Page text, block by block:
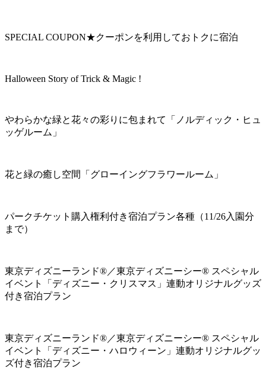
SPECIAL COUPON★クーポンを利用しておトクに宿泊
Halloween Story of Trick & Magic !
やわらかな緑と花々の彩りに包まれて「ノルディック・ヒュ
ッゲルーム」
花と緑の癒し空間「グローイングフラワールーム」
パークチケット購入権利付き宿泊プラン各種（11/26入園分
まで）
東京ディズニーランド®／東京ディズニーシー® スペシャル
イベント「ディズニー・クリスマス」連動オリジナルグッズ
付き宿泊プラン
東京ディズニーランド®／東京ディズニーシー® スペシャル
イベント「ディズニー・ハロウィーン」連動オリジナルグッ
ズ付き宿泊プラン